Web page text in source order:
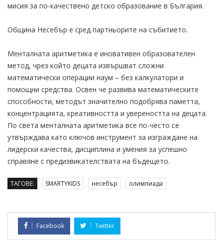
мисия за по-качествено детско образование в България.
Община Несебър е сред партньорите на събитието.
Менталната аритметика е иновативен образователен
метод, чрез който децата извършват сложни
математически операции наум – без калкулатори и
помощни средства. Освен че развива математическите
способности, методът значително подобрява паметта,
концентрацията, креативността и увереността на децата.
По света менталната аритметика все по-често се
утвърждава като ключов инструмент за изграждане на
лидерски качества, дисциплина и умения за успешно
справяне с предизвикателствата на бъдещето.
ТАГОВЕ: SMARTYKIDS несебър олимпиада
Facebook Twitter